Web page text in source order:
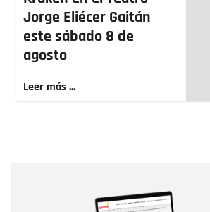
Jorge Eliécer Gaitán
este sábado 8 de
agosto
Leer más ...